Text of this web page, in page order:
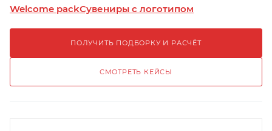
Welcome packСувениры с логотипом
ПОЛУЧИТЬ ПОДБОРКУ И РАСЧЁТ
СМОТРЕТЬ КЕЙСЫ